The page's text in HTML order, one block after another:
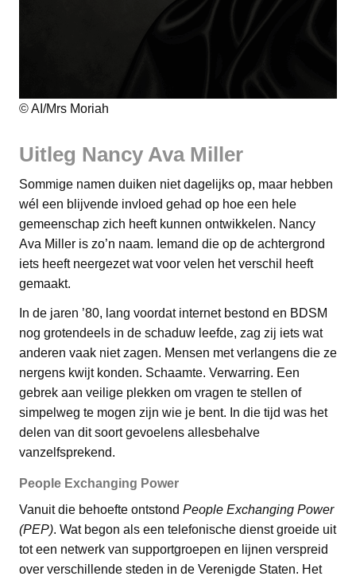
© AI/Mrs Moriah
Uitleg Nancy Ava Miller
Sommige namen duiken niet dagelijks op, maar hebben
wél een blijvende invloed gehad op hoe een hele
gemeenschap zich heeft kunnen ontwikkelen. Nancy
Ava Miller is zo’n naam. Iemand die op de achtergrond
iets heeft neergezet wat voor velen het verschil heeft
gemaakt.
In de jaren ’80, lang voordat internet bestond en BDSM
nog grotendeels in de schaduw leefde, zag zij iets wat
anderen vaak niet zagen. Mensen met verlangens die ze
nergens kwijt konden. Schaamte. Verwarring. Een
gebrek aan veilige plekken om vragen te stellen of
simpelweg te mogen zijn wie je bent. In die tijd was het
delen van dit soort gevoelens allesbehalve
vanzelfsprekend.
People Exchanging Power
Vanuit die behoefte ontstond People Exchanging Power
(PEP). Wat begon als een telefonische dienst groeide uit
tot een netwerk van supportgroepen en lijnen verspreid
over verschillende steden in de Verenigde Staten. Het